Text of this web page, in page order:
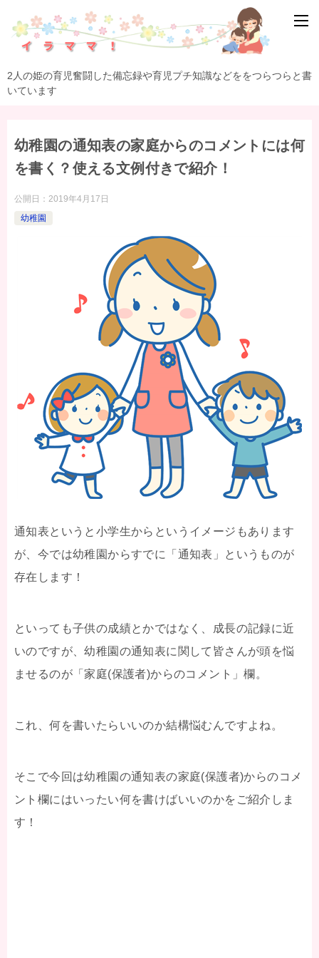
2人の姫の育児奮闘した備忘録や育児プチ知識などををつらつらと書
いています
幼稚園の通知表の家庭からのコメントには何
を書く？使える文例付きで紹介！
公開日： 2019年4月17日
幼稚園
通知表というと小学生からというイメージもあります
が、今では幼稚園からすでに「通知表」というものが
存在します！
といっても子供の成績とかではなく、成長の記録に近
いのですが、幼稚園の通知表に関して皆さんが頭を悩
ませるのが「家庭(保護者)からのコメント」欄。
これ、何を書いたらいいのか結構悩むんですよね。
そこで今回は幼稚園の通知表の家庭(保護者)からのコメ
ント欄にはいったい何を書けばいいのかをご紹介しま
す！